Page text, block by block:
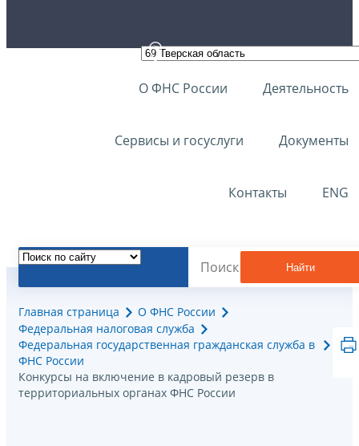
О ФНС России Деятельность
Сервисы и госуслуги Документы
Контакты ENG
Найти
Главная страница
О ФНС России
Федеральная налоговая служба
Федеральная государственная гражданская служба в
ФНС России
Конкурсы на включение в кадровый резерв в
территориальных органах ФНС России